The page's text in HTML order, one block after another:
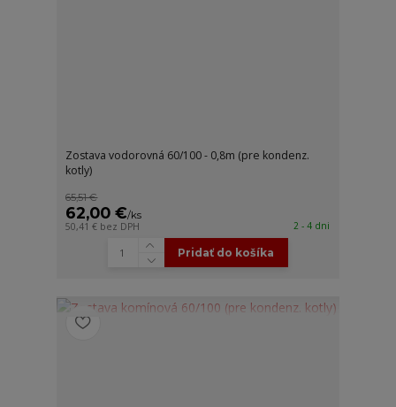
Zostava vodorovná 60/100 - 0,8m (pre kondenz.
kotly)
65,51 €
62,00 €/ks
50,41 € bez DPH 2 - 4 dni
Pridať do košíka